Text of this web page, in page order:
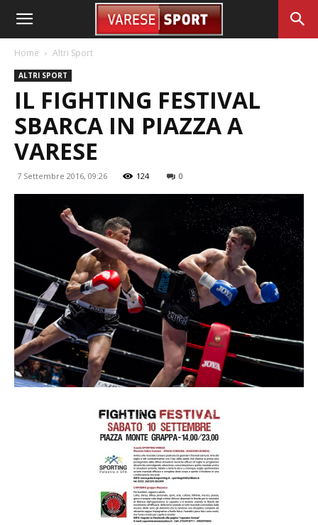
Home Altri Sport
ALTRI SPORT
IL FIGHTING FESTIVAL
SBARCA IN PIAZZA A
VARESE
7 Settembre 2016, 09:26 124 0